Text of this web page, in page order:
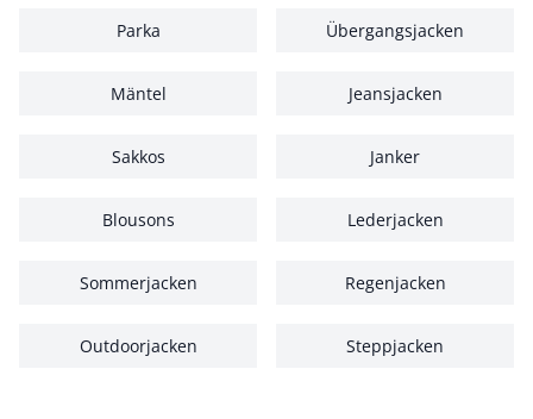
Parka Übergangsjacken
Mäntel Jeansjacken
Sakkos Janker
Blousons Lederjacken
Sommerjacken Regenjacken
Outdoorjacken Steppjacken